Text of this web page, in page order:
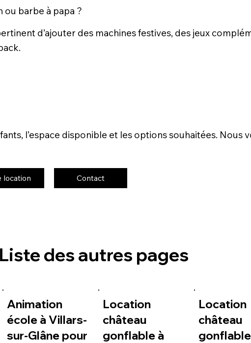
barbe à papa ?
d’ajouter des machines festives, des jeux
l’espace disponible et les options souhaitées.
location Contact
Liste des autres pages
Animation
école à Villars-
sur-Glâne pour
Location
château
gonflable à
Location
château